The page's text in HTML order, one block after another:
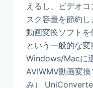
えるし、ビデオ
スク容量を節約
動画変換ソフト
という一般的な変
Windows/Macに
AVIWMV動画変
み）